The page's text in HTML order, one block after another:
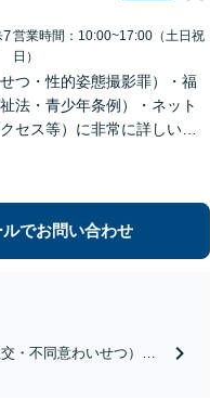
7営業時間：10:00~17:00（土日祝
日）
つ・性的姿態撮影罪）・福
法・青少年条例）・ネット
セス等）に非常に詳しい弁
ルでお問い合わせ
・不同意わいせつ）・